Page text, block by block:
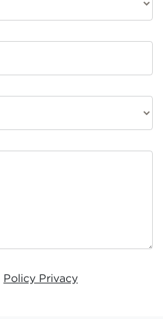
Policy Privacy